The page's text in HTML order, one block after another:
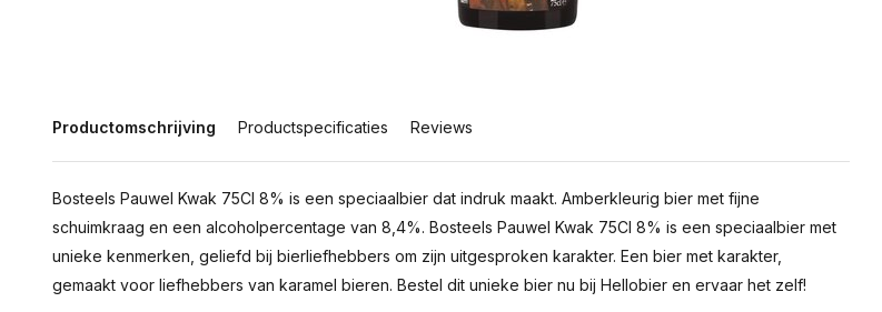
Productomschrijving Productspecificaties Reviews
Bosteels Pauwel Kwak 75Cl 8% is een speciaalbier dat indruk maakt. Amberkleurig bier met fijne
schuimkraag en een alcoholpercentage van 8,4%. Bosteels Pauwel Kwak 75Cl 8% is een speciaalbier met
unieke kenmerken, geliefd bij bierliefhebbers om zijn uitgesproken karakter. Een bier met karakter,
gemaakt voor liefhebbers van karamel bieren. Bestel dit unieke bier nu bij Hellobier en ervaar het zelf!